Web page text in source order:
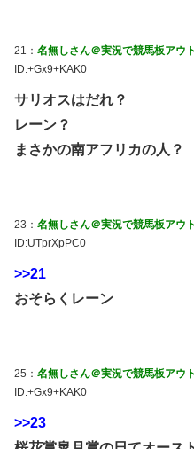
21： 名無しさん＠実況で競馬板アウト
ID:+Gx9+KAK0
サリオスはだれ？
レーン？
まさかの南アフリカの人？
23： 名無しさん＠実況で競馬板アウト
ID:UTprXpPC0
>>21
おそらくレーン
25： 名無しさん＠実況で競馬板アウト
ID:+Gx9+KAK0
>>23